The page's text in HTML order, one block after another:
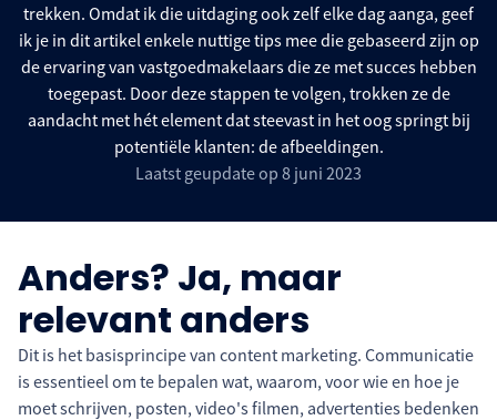
trekken. Omdat ik die uitdaging ook zelf elke dag aanga, geef
ik je in dit artikel enkele nuttige tips mee die gebaseerd zijn op
de ervaring van vastgoedmakelaars die ze met succes hebben
toegepast. Door deze stappen te volgen, trokken ze de
aandacht met hét element dat steevast in het oog springt bij
potentiële klanten: de afbeeldingen.
Laatst geupdate op 8 juni 2023
Anders? Ja, maar
relevant anders
Dit is het basisprincipe van content marketing. Communicatie
is essentieel om te bepalen wat, waarom, voor wie en hoe je
moet schrijven, posten, video's filmen, advertenties bedenken